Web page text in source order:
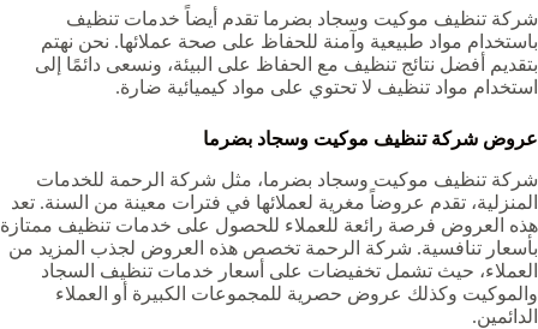
شركة تنظيف موكيت وسجاد بضرما‏‏‏ تقدم أيضاً خدمات تنظيف
باستخدام مواد طبيعية وآمنة للحفاظ على صحة عملائها. نحن نهتم
بتقديم أفضل نتائج تنظيف مع الحفاظ على البيئة، ونسعى دائمًا إلى
استخدام مواد تنظيف لا تحتوي على مواد كيميائية ضارة.
عروض شركة تنظيف موكيت وسجاد بضرما‏‏‏
شركة تنظيف موكيت وسجاد بضرما‏‏‏، مثل شركة الرحمة للخدمات
المنزلية، تقدم عروضاً مغرية لعملائها في فترات معينة من السنة. تعد
هذه العروض فرصة رائعة للعملاء للحصول على خدمات تنظيف ممتازة
بأسعار تنافسية. شركة الرحمة تخصص هذه العروض لجذب المزيد من
العملاء، حيث تشمل تخفيضات على أسعار خدمات تنظيف السجاد
والموكيت وكذلك عروض حصرية للمجموعات الكبيرة أو العملاء
الدائمين.